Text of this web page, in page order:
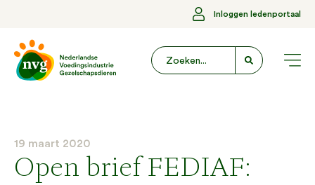
Inloggen ledenportaal
19 maart 2020
Open brief FEDIAF: